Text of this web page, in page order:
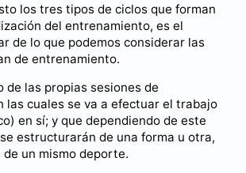
los tres tipos de ciclos que forman
del entrenamiento, es el
de lo que podemos considerar las
de entrenamiento.
de las propias sesiones de
las cuales se va a efectuar el trabajo
en sí; y que dependiendo de este
estructurarán de una forma u otra,
un mismo deporte.